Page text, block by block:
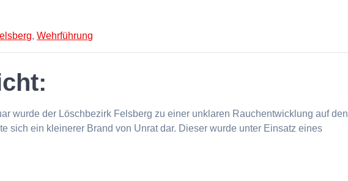
,Wehrführung
wurde der Löschbezirk Felsberg zu einer unklaren Rauchentwicklung auf den
sich ein kleinerer Brand von Unrat dar. Dieser wurde unter Einsatz eines